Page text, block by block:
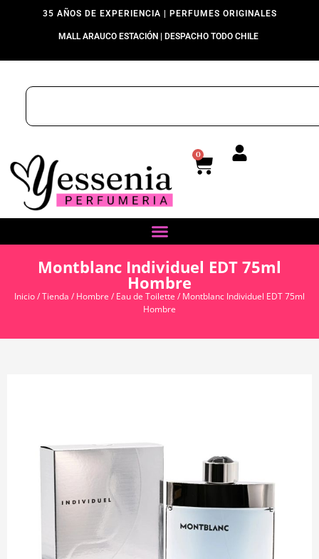
35 AÑOS DE EXPERIENCIA | PERFUMES ORIGINALES
MALL ARAUCO ESTACIÓN | DESPACHO TODO CHILE
0
Montblanc Individuel EDT 75ml
Hombre
Inicio/Tienda / Hombre / Eau de Toilette / Montblanc Individuel EDT 75ml
Hombre